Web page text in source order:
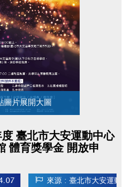
圖片展開大圖
度 臺北市大安運動中心
體育獎學金 開放申
來源 : 臺北市大安運動